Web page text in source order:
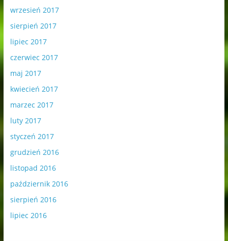
wrzesień 2017
sierpień 2017
lipiec 2017
czerwiec 2017
maj 2017
kwiecień 2017
marzec 2017
luty 2017
styczeń 2017
grudzień 2016
listopad 2016
październik 2016
sierpień 2016
lipiec 2016